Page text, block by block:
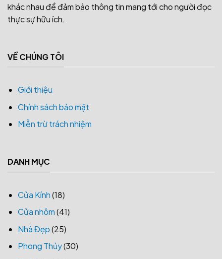
khác nhau để đảm bảo thông tin mang tới cho người đọc
thực sự hữu ích.
VỀ CHÚNG TÔI
Giới thiệu
Chính sách bảo mật
Miễn trừ trách nhiệm
DANH MỤC
Cửa Kính(18)
Cửa nhôm(41)
Nhà Đẹp(25)
Phong Thủy(30)